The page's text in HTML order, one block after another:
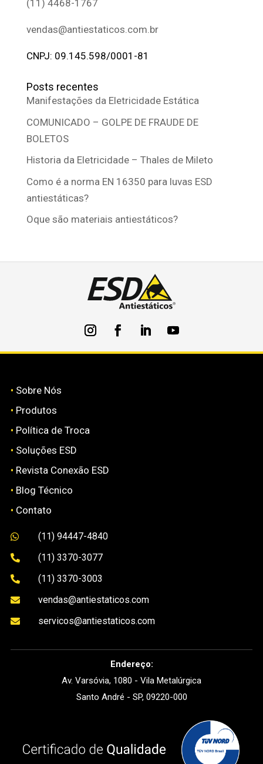
(11) 4468-1767
vendas@antiestaticos.com.br
CNPJ: 09.145.598/0001-81
Posts recentes
Manifestações da Eletricidade Estática
COMUNICADO – GOLPE DE FRAUDE DE
BOLETOS
Historia da Eletricidade – Thales de Mileto
Como é a norma EN 16350 para luvas ESD
antiestáticas?
Oque são materiais antiestáticos?
• Sobre Nós
• Produtos
• Política de Troca
• Soluções ESD
• Revista Conexão ESD
• Blog Técnico
• Contato
 (11) 94447-4840
 (11) 3370-3077
 (11) 3370-3003
 vendas@antiestaticos.com
 servicos@antiestaticos.com
Endereço:
Av. Varsóvia, 1080 - Vila Metalúrgica
Santo André - SP, 09220-000